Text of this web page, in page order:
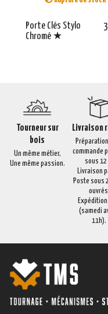
Porte Clés Stylo
Chromé ★
Tourneur sur
bois
Un même métier,
Une même passion.
Livraison
commande
sous 12
Livraison
Poste sous
(samedi
11h).